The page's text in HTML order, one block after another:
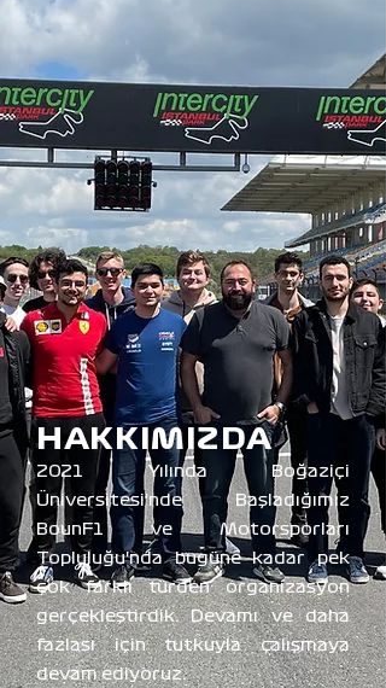
HAKKIMIZDA
2021 Yılında Boğaziçi
Üniversitesi'nde Başladığımız
BounF1 ve Motorsporları
Topluluğu'nda bugüne kadar pek
çok farklı türden organizasyon
gerçekleştirdik. Devamı ve daha
fazlası için tutkuyla çalışmaya
devam ediyoruz.